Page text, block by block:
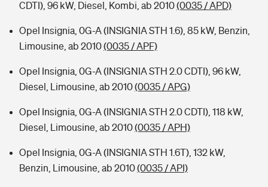
CDTI), 96 kW, Diesel, Kombi, ab 2010(0035 / APD)
Opel Insignia, 0G-A (INSIGNIA STH 1.6), 85 kW, Benzin,
Limousine, ab 2010(0035 / APF)
Opel Insignia, 0G-A (INSIGNIA STH 2.0 CDTI), 96 kW,
Diesel, Limousine, ab 2010(0035 / APG)
Opel Insignia, 0G-A (INSIGNIA STH 2.0 CDTI), 118 kW,
Diesel, Limousine, ab 2010(0035 / APH)
Opel Insignia, 0G-A (INSIGNIA STH 1.6T), 132 kW,
Benzin, Limousine, ab 2010(0035 / API)